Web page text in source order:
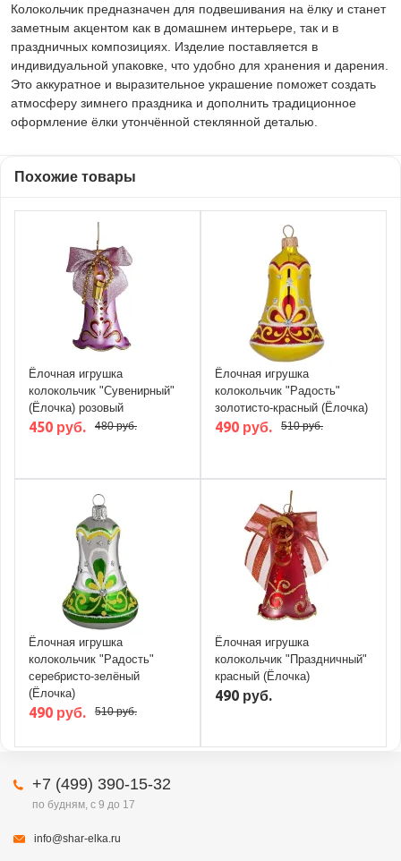
Колокольчик предназначен для подвешивания на ёлку и станет
заметным акцентом как в домашнем интерьере, так и в
праздничных композициях. Изделие поставляется в
индивидуальной упаковке, что удобно для хранения и дарения.
Это аккуратное и выразительное украшение поможет создать
атмосферу зимнего праздника и дополнить традиционное
оформление ёлки утончённой стеклянной деталью.
Похожие товары
Ёлочная игрушка
колокольчик "Сувенирный"
(Ёлочка) розовый
450 руб. 480 руб.
Ёлочная игрушка
колокольчик "Радость"
золотисто-красный (Ёлочка)
490 руб. 510 руб.
Ёлочная игрушка
колокольчик "Радость"
серебристо-зелёный
(Ёлочка)
490 руб. 510 руб.
Ёлочная игрушка
колокольчик "Праздничный"
красный (Ёлочка)
490 руб.
+7 (499) 390-15-32
по будням, с 9 до 17
info@shar-elka.ru